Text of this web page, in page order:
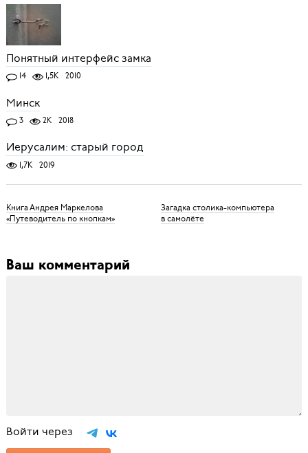
Понятный интерфейс замка
14 1,5K 2010
Минск
3 2K 2018
Иерусалим: старый город
1,7K 2019
Книга Андрея Маркелова
«Путеводитель по кнопкам»
Загадка столика-компьютера
в самолёте
Ваш комментарий
Войти через